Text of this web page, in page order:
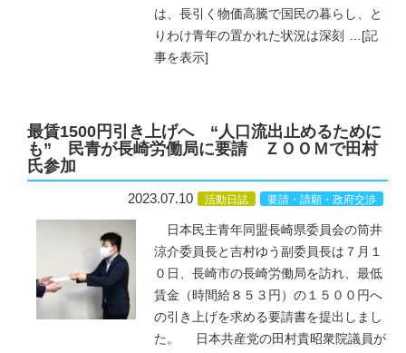
は、長引く物価高騰で国民の暮らし、と
りわけ青年の置かれた状況は深刻
… [記
事を表示]
最賃1500円引き上げへ “人口流出止めるために
も” 民青が長崎労働局に要請 ＺＯＯＭで田村
氏参加
2023.07.10 活動日誌 要請・請願・政府交渉
日本民主青年同盟長崎県委員会の筒井
涼介委員長と吉村ゆう副委員長は７月１
０日、長崎市の長崎労働局を訪れ、最低
賃金（時間給８５３円）の１５００円へ
の引き上げを求める要請書を提出しまし
た。 日本共産党の田村貴昭衆院議員が